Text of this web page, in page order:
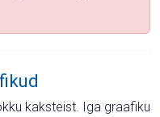
kaksteist. Iga graafiku